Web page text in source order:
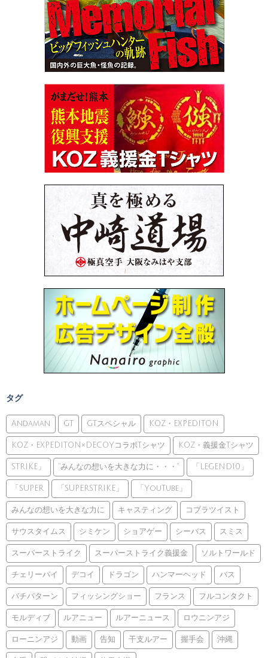
タグ
Andaman GT GTスペシャル KOZ・EXPEDITON
KOZ・EXPEDITON×DECOYコラボTシャツ KOZ・義援金Tシャツ
STRIKE」 ”みんなの想いを大きな力に・・・” 「LEGEND10」
「SUPER 「SUPERSTRIKE」 「YouTube」
みんなの想いを大きな力に キャスティング コブラツイスト
サウスタイムス シミケン ショアゲー シーバス スミス
スーパーストライク スーパーストライク義援金 ソルトワールド
チェリーパイ デコイ ドラゴン ハンマーヘッド バス
バチパターン フィッシングショー フランス フルコンタクト
モルディブ ルアニュー ルアーニュース ロウニンアジ
ローニンアジ 動画 告知 干支ルアー 握手会 沖縄